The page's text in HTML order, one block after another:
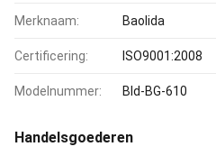
Merknaam: Baolida
Certificering: ISO9001:2008
Modelnummer: Bld-BG-610
Handelsgoederen